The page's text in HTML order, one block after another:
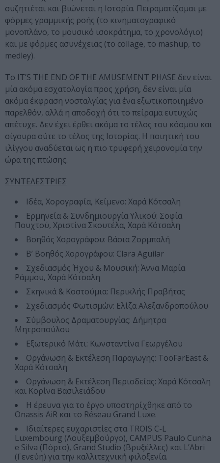
συζητιέται και βιώνεται η Ιστορία. Πειραματίζομαι με
φόρμες γραμμικής ροής (το κινηματογραφικό
μονοπλάνο, το μουσικό ισοκράτημα, το χρονολόγιο)
και με φόρμες ασυνέχειας (το collage, το mashup, το
medley).
Το ΙT’S THE END OF THE AMUSEMENT PHASE δεν είναι
μία ακόμα εσχατολογία προς χρήση, δεν είναι μία
ακόμα έκφραση νοσταλγίας για ένα εξωτικοποιημένο
παρελθόν, αλλά η αποδοχή ότι το πείραμα ευτυχώς
απέτυχε. Δεν έχει έρθει ακόμα το τέλος του κόσμου και
σίγουρα ούτε το τέλος της Ιστορίας. Η ποιητική του
ιλίγγου αναδύεται ως η πιο τρυφερή χειρονομία την
ώρα της πτώσης.
ΣΥΝΤΕΛΕΣΤΡΙΕΣ
Ιδέα, Χορογραφία, Κείμενο: Χαρά Κότσαλη
Ερμηνεία & Συνδημιουργία Υλικού: Σοφία
Πουχτού, Χριστίνα Σκουτέλα, Χαρά Κότσαλη
Βοηθός Χορογράφου: Βάσια Ζορμπαλή
Β’ Βοηθός Χορογράφου: Clara Aguilar
Σχεδιασμός Ήχου & Μουσική: Άννα Μαρία
Ράμμου, Χαρά Κότσαλη
Σκηνικά & Κοστούμια: Περικλής Πραβήτας
Σχεδιασμός Φωτισμών: Ελίζα Αλεξανδροπούλου
Σύμβουλος Δραματουργίας: Δήμητρα
Μητροπούλου
Εξωτερικό Μάτι: Κωνσταντίνα Γεωργέλου
Οργάνωση & Εκτέλεση Παραγωγης: TooFarEast &
Χαρά Κότσαλη
Οργάνωση & Εκτέλεση Περιοδείας: Χαρά Κότσαλη
και Κορίνα Βασιλειάδου
Η έρευνα για το έργο υποστηρίχθηκε από το
Onassis AiR και το Réseau Grand Luxe.
Ιδιαίτερες ευχαριστίες στα TROIS C-L
Luxembourg (Λουξεμβούργο), CAMPUS Paulo Cunha
e Silva (Πόρτο), Grand Studio (Βρυξέλλες) και L’Abri
(Γενεύη) για την καλλιτεχνική φιλοξενία.